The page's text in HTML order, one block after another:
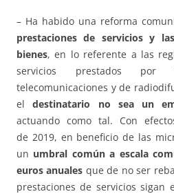
– Ha habido una reforma
prestaciones de servicios y
bienes, en lo referente a las
servicios prestados por
telecomunicaciones y de
eldestinatario no sea un
actuando como tal. Con
de 2019, en beneficio de las
un umbral común a escala
euros anuales que de no ser
prestaciones de servicios sigan